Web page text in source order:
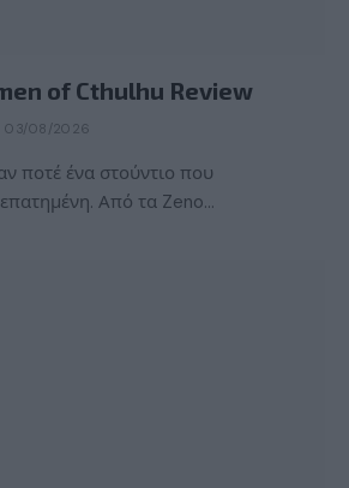
of Cthulhu Review
03/08/2026
ποτέ ένα στούντιο που
Από τα Zeno…